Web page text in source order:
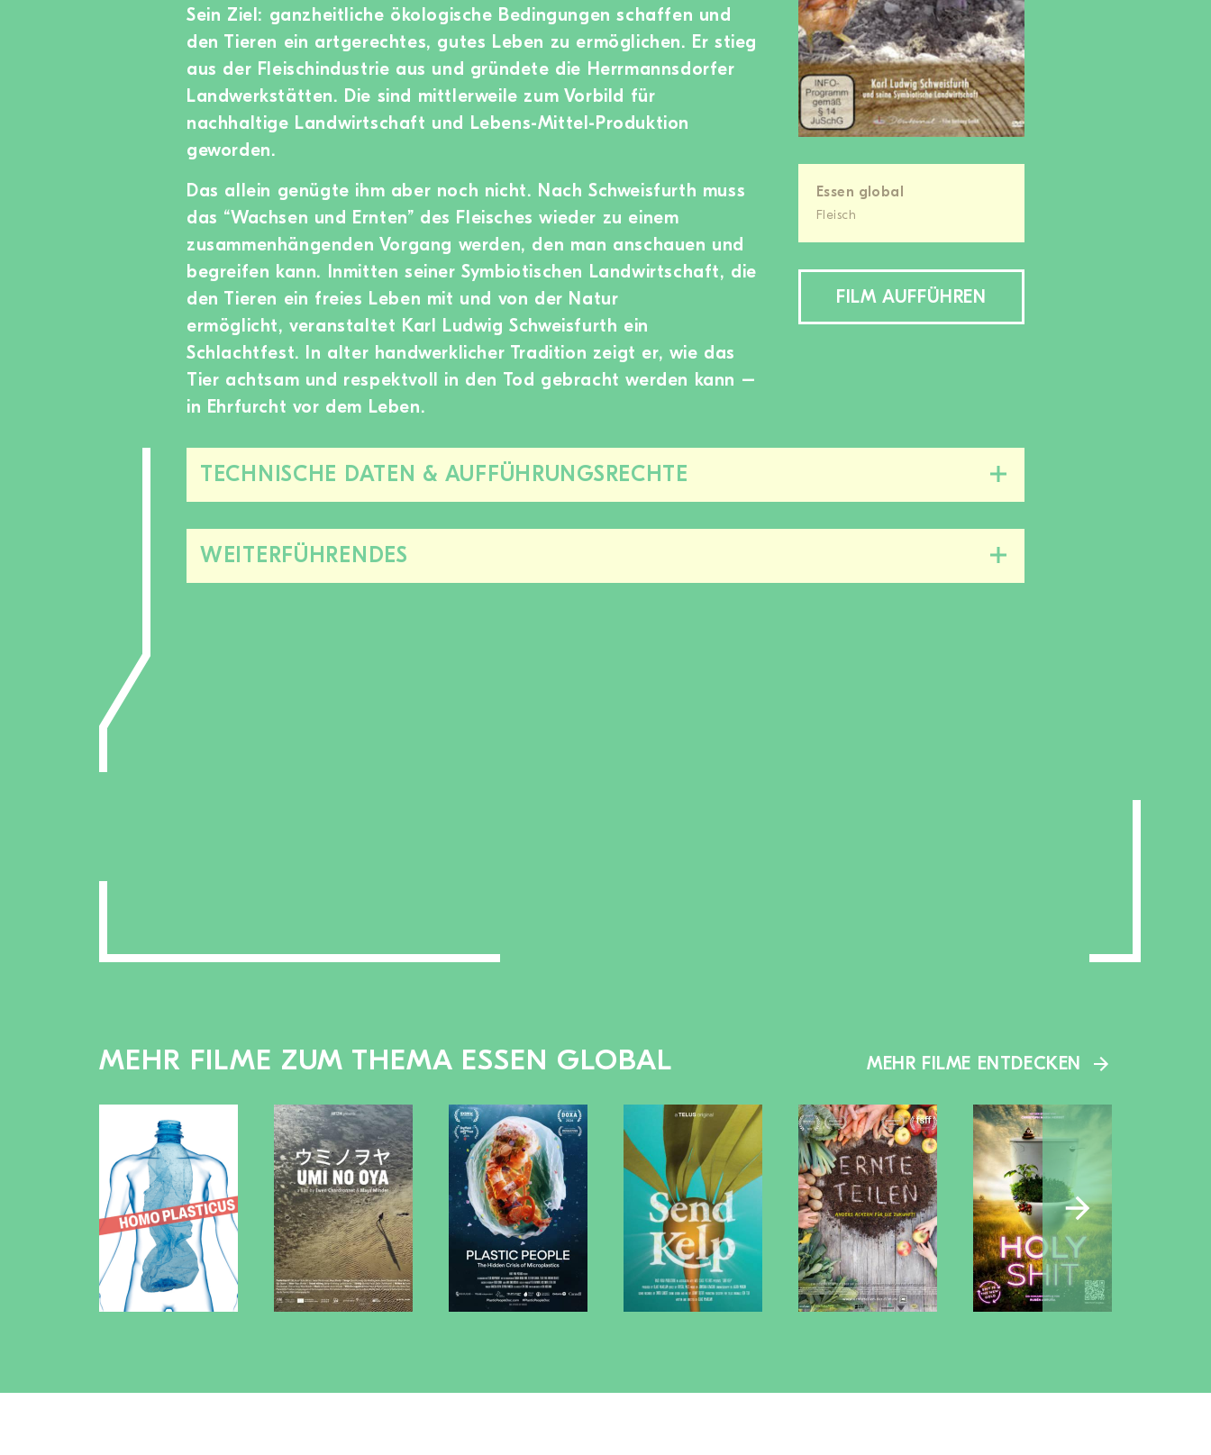
Essen global
Fleisch
FILM AUFFÜHREN
Sein Ziel: ganzheitliche ökologische Bedingungen schaffen und
den Tieren ein artgerechtes, gutes Leben zu ermöglichen. Er stieg
aus der Fleischindustrie aus und gründete die Herrmannsdorfer
Landwerkstätten. Die sind mittlerweile zum Vorbild für
nachhaltige Landwirtschaft und Lebens-Mittel-Produktion
geworden.
Das allein genügte ihm aber noch nicht. Nach Schweisfurth muss
das “Wachsen und Ernten” des Fleisches wieder zu einem
zusammenhängenden Vorgang werden, den man anschauen und
begreifen kann. Inmitten seiner Symbiotischen Landwirtschaft, die
den Tieren ein freies Leben mit und von der Natur
ermöglicht, veranstaltet Karl Ludwig Schweisfurth ein
Schlachtfest. In alter handwerklicher Tradition zeigt er, wie das
Tier achtsam und respektvoll in den Tod gebracht werden kann –
in Ehrfurcht vor dem Leben.
TECHNISCHE DATEN & AUFFÜHRUNGSRECHTE
Diesen
Bereich
zu-/aufklappen
WEITERFÜHRENDES
Bereich
MEHR FILME ZUM THEMA ESSEN GLOBAL MEHR FILME ENTDECKEN